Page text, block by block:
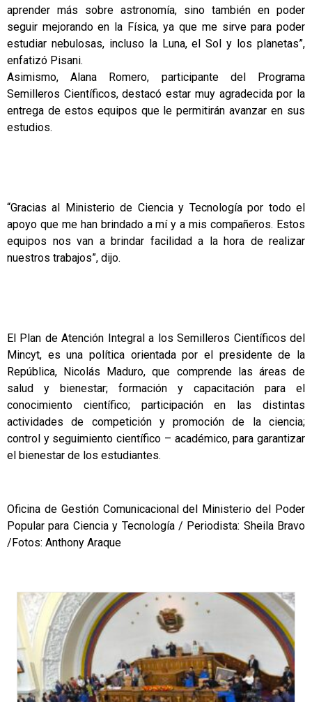
aprender más sobre astronomía, sino también en poder
seguir mejorando en la Física, ya que me sirve para poder
estudiar nebulosas, incluso la Luna, el Sol y los planetas”,
enfatizó Pisani.
Asimismo, Alana Romero, participante del Programa
Semilleros Científicos, destacó estar muy agradecida por la
entrega de estos equipos que le permitirán avanzar en sus
estudios.
“Gracias al Ministerio de Ciencia y Tecnología por todo el
apoyo que me han brindado a mí y a mis compañeros. Estos
equipos nos van a brindar facilidad a la hora de realizar
nuestros trabajos”, dijo.
El Plan de Atención Integral a los Semilleros Científicos del
Mincyt, es una política orientada por el presidente de la
República, Nicolás Maduro, que comprende las áreas de
salud y bienestar; formación y capacitación para el
conocimiento científico; participación en las distintas
actividades de competición y promoción de la ciencia;
control y seguimiento científico – académico, para garantizar
el bienestar de los estudiantes.
Oficina de Gestión Comunicacional del Ministerio del Poder
Popular para Ciencia y Tecnología / Periodista: Sheila Bravo
/Fotos: Anthony Araque